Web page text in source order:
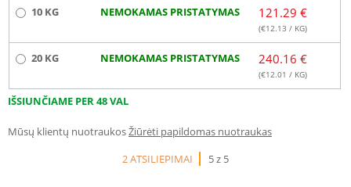
10 KG NEMOKAMAS PRISTATYMAS 121.29 €
(€12.13 / KG)
20 KG NEMOKAMAS PRISTATYMAS 240.16 €
(€12.01 / KG)
IŠSIUNČIAME PER 48 VAL
Mūsų klientų nuotraukosŽiūrėti papildomas nuotraukas
2 ATSILIEPIMAI
5 z 5